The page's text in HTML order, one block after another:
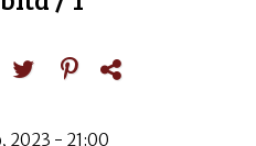
2023 - 21:00